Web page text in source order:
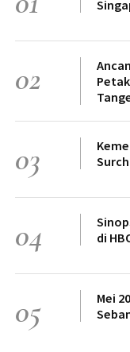
02
03
04
di
05
Mei